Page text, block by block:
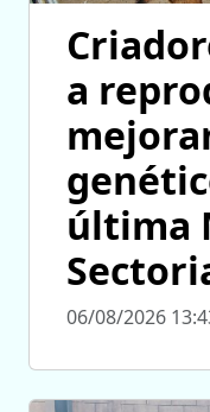
a
última
06/08/2026